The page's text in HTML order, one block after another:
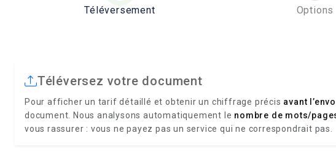
Téléversement Options
Téléversez votre document
Pour afficher un tarif détaillé et obtenir un chiffrage précis avant
document. Nous analysons automatiquement le nombre de mots/
vous rassurer : vous ne payez pas un service qui ne correspondrait pas.